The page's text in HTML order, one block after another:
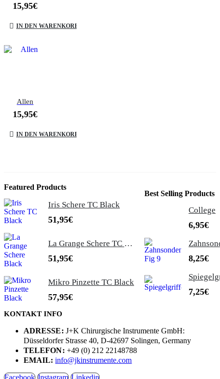
15,95€
IN DEN WARENKORB
Allen
15,95€
IN DEN WARENKORB
Featured Products
Iris Schere TC Black
51,95€
La Grange Schere TC Black
51,95€
Mikro Pinzette TC Black
57,95€
Best Selling Products
College
6,95€
8,25€
7,25€
KONTAKT INFO
ADRESSE: J+K Chirurgische Instrumente GmbH:
Düsseldorfer Strasse 40, D-42697 Solingen, Germany
TELEFON: +49 (0) 212 22148788
EMAIL: info@jkinstrumente.com
Facebook Instagram Linkedin